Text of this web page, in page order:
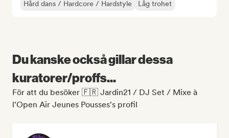
Hård dans / Hardcore / Hardstyle Låg trohet
Du kanske också gillar dessa
kuratorer/proffs...
För att du besöker 🇫🇷 Jardin21 / DJ Set / Mixe à
l'Open Air Jeunes Pousses's profil